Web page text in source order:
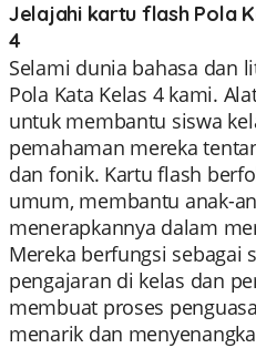
Jelajahi kartu flash Pola
4
Selami dunia bahasa dan
Pola Kata Kelas 4 kami.
untuk membantu siswa
pemahaman mereka
dan fonik. Kartu flash
umum, membantu anak-
menerapkannya dalam
Mereka berfungsi sebagai
pengajaran di kelas dan
membuat proses
menarik dan